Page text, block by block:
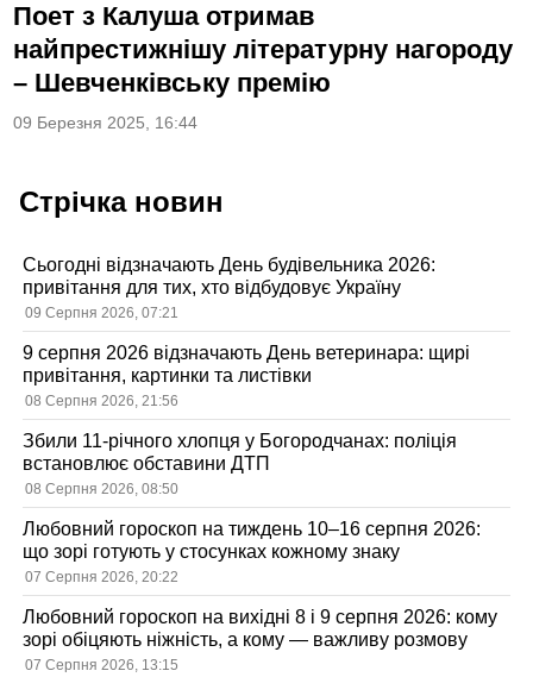
Поет з Калуша отримав
найпрестижнішу літературну нагороду
– Шевченківську премію
09 Березня 2025, 16:44
Стрічка новин
Сьогодні відзначають День будівельника 2026:
привітання для тих, хто відбудовує Україну
09 Серпня 2026, 07:21
9 серпня 2026 відзначають День ветеринара: щирі
привітання, картинки та листівки
08 Серпня 2026, 21:56
Збили 11-річного хлопця у Богородчанах: поліція
встановлює обставини ДТП
08 Серпня 2026, 08:50
Любовний гороскоп на тиждень 10–16 серпня 2026:
що зорі готують у стосунках кожному знаку
07 Серпня 2026, 20:22
Любовний гороскоп на вихідні 8 і 9 серпня 2026: кому
зорі обіцяють ніжність, а кому — важливу розмову
07 Серпня 2026, 13:15